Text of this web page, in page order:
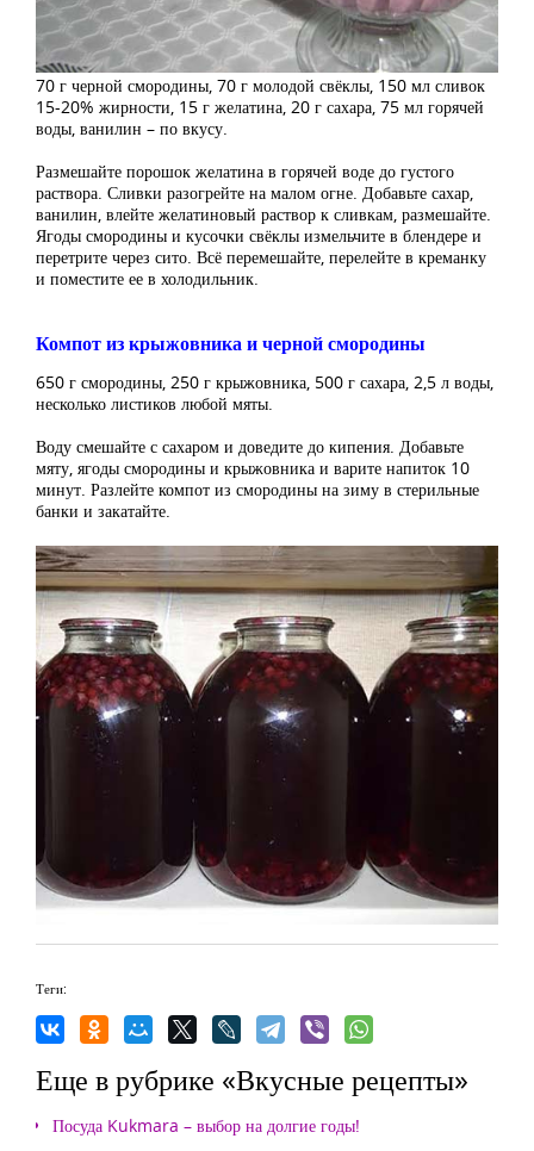
70 г черной смородины, 70 г молодой свёклы, 150 мл сливок
15-20% жирности, 15 г желатина, 20 г сахара, 75 мл горячей
воды, ванилин – по вкусу.
Размешайте порошок желатина в горячей воде до густого
раствора. Сливки разогрейте на малом огне. Добавьте сахар,
ванилин, влейте желатиновый раствор к сливкам, размешайте.
Ягоды смородины и кусочки свёклы измельчите в блендере и
перетрите через сито. Всё перемешайте, перелейте в креманку
и поместите ее в холодильник.
Компот из крыжовника и черной смородины
650 г смородины, 250 г крыжовника, 500 г сахара, 2,5 л воды,
несколько листиков любой мяты.
Воду смешайте с сахаром и доведите до кипения. Добавьте
мяту, ягоды смородины и крыжовника и варите напиток 10
минут. Разлейте компот из смородины на зиму в стерильные
банки и закатайте.
Теги:
Еще в рубрике «Вкусные рецепты»
Посуда Kukmara – выбор на долгие годы!